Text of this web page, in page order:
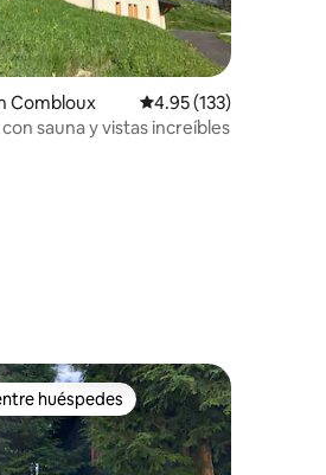
5; 169 evaluaciones
Combloux Calificación promedio:
4.95 (133)
sauna y vistas increíbles
en Favorito entre huéspedes
huéspedes